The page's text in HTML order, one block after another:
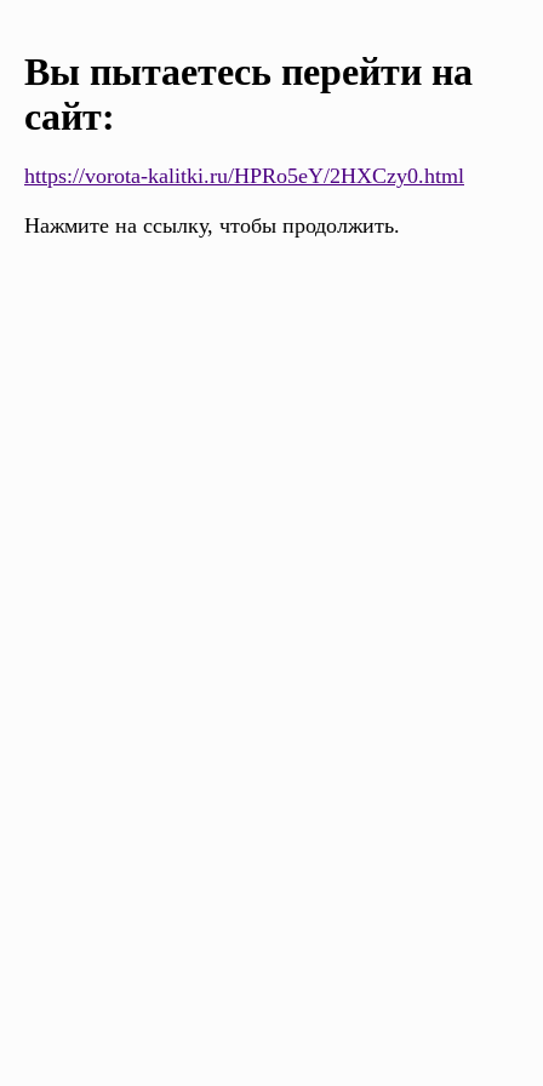
Вы пытаетесь перейти на
сайт:
https://vorota-kalitki.ru/HPRo5eY/2HXCzy0.html
Нажмите на ссылку, чтобы продолжить.